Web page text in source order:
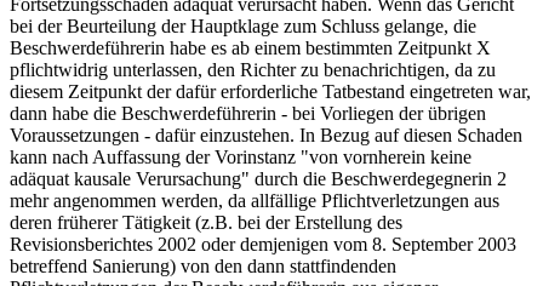
bei der Beurteilung der Hauptklage zum Schluss gelange, die
Beschwerdeführerin habe es ab einem bestimmten Zeitpunkt X
pflichtwidrig unterlassen, den Richter zu benachrichtigen, da zu
diesem Zeitpunkt der dafür erforderliche Tatbestand eingetreten war,
dann habe die Beschwerdeführerin - bei Vorliegen der übrigen
Voraussetzungen - dafür einzustehen. In Bezug auf diesen Schaden
kann nach Auffassung der Vorinstanz "von vornherein keine
adäquat kausale Verursachung" durch die Beschwerdegegnerin 2
mehr angenommen werden, da allfällige Pflichtverletzungen aus
deren früherer Tätigkeit (z.B. bei der Erstellung des
Revisionsberichtes 2002 oder demjenigen vom 8. September 2003
betreffend Sanierung) von den dann stattfindenden